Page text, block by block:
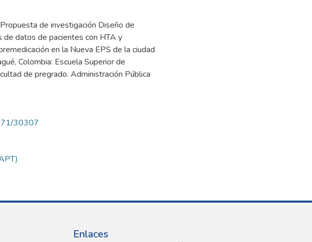
de investigación Diseño de
de datos de pacientes con HTA y
en la Nueva EPS de la ciudad
Colombia: Escuela Superior de
de pregrado. Administración Pública
30307
Enlaces